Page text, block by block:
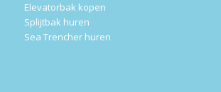
Elevatorbak kopen
Splijtbak huren
Sea Trencher huren